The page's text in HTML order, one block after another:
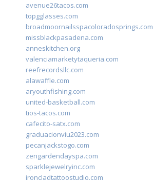
avenue26tacos.com
topgglasses.com
broadmoornailsspacoloradosprings.com
missblackpasadena.com
anneskitchen.org
valenciamarketytaqueria.com
reefrecordsllc.com
alawaffle.com
aryouthfishing.com
united-basketball.com
tios-tacos.com
cafecito-satx.com
graduacionviu2023.com
pecanjackstogo.com
zengardendayspa.com
sparklejewelryinc.com
ironcladtattoostudio.com